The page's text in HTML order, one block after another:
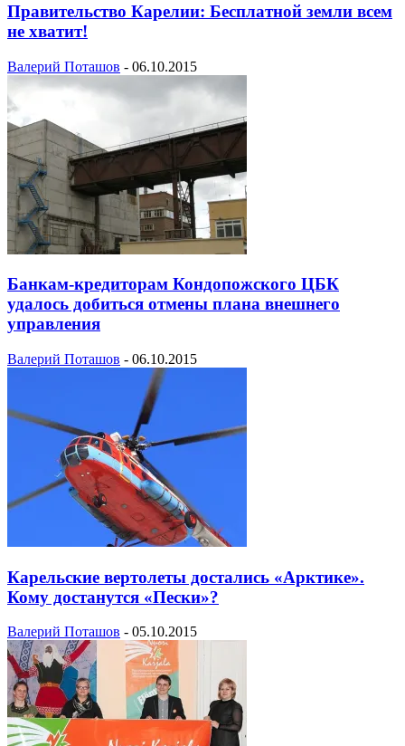
Правительство Карелии: Бесплатной земли всем
не хватит!
Валерий Поташов - 06.10.2015
Банкам-кредиторам Кондопожского ЦБК
удалось добиться отмены плана внешнего
управления
Валерий Поташов - 06.10.2015
Карельские вертолеты достались «Арктике».
Кому достанутся «Пески»?
Валерий Поташов - 05.10.2015